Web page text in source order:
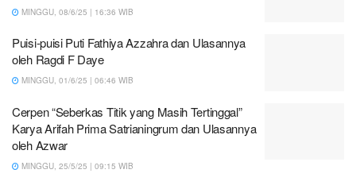
MINGGU, 08/6/25 | 16:36 WIB
Puisi-puisi Puti Fathiya Azzahra dan Ulasannya
oleh Ragdi F Daye
MINGGU, 01/6/25 | 06:46 WIB
Cerpen “Seberkas Titik yang Masih Tertinggal”
Karya Arifah Prima Satrianingrum dan Ulasannya
oleh Azwar
MINGGU, 25/5/25 | 09:15 WIB